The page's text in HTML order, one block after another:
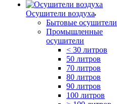
Осушители воздуха
Бытовые осушители
Промышленные
осушители
< 30 литров
50 литров
70 литров
80 литров
90 литров
100 литров